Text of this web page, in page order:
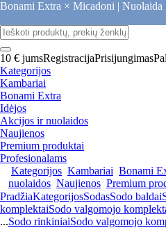
Bonami Extra × Micadoni |
10 € jumsRegistracijaPrisijungimas
Kategorijos
Kambariai
Bonami Extra
Idėjos
Akcijos ir nuolaidos
Naujienos
Premium produktai
Profesionalams
Kategorijos Kambariai Bonami
nuolaidos Naujienos Premium
PradžiaKategorijosSodasSodo baldai
komplektaiSodo valgomojo
...Sodo rinkiniaiSodo valgomojo